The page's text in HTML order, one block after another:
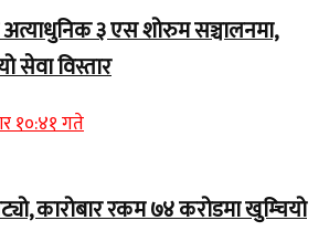
अत्याधुनिक ३ एस शोरुम सञ्चालनमा,
सेवा विस्तार
१०:४१ गते
कारोबार रकम ७४ करोडमा खुम्चियो